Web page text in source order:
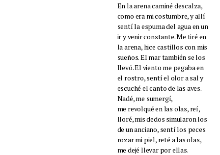
En la arena caminé descalza,
como era mi costumbre, y allí
sentí la espuma del agua en un
ir y venir constante. Me tiré en
la arena, hice castillos con mis
sueños. El mar también se los
llevó. El viento me pegaba en
el rostro, sentí el olor a sal y
escuché el canto de las aves.
Nadé, me sumergí,
me revolqué en las olas, reí,
lloré, mis dedos simularon los
de un anciano, sentí los peces
rozar mi piel, reté a las olas,
me dejé llevar por ellas.